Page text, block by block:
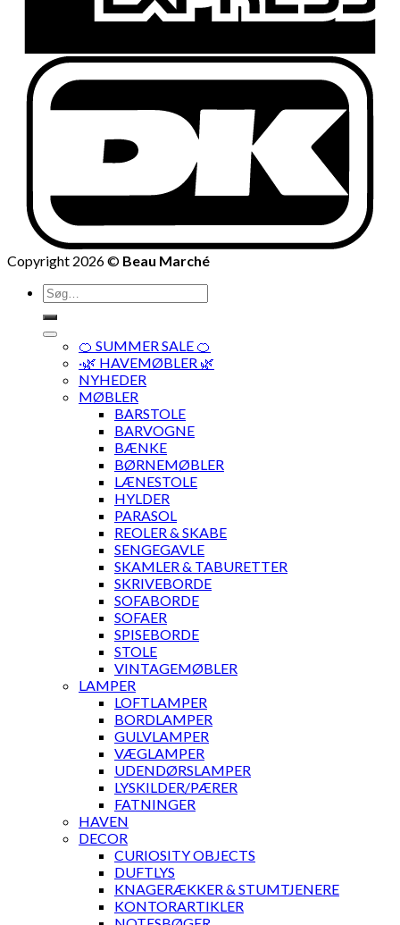
Copyright 2026 © Beau Marché
Søg
efter:
🍊 SUMMER SALE 🍊
·🌿 HAVEMØBLER 🌿
NYHEDER
MØBLER
BARSTOLE
BARVOGNE
BÆNKE
BØRNEMØBLER
LÆNESTOLE
HYLDER
PARASOL
REOLER & SKABE
SENGEGAVLE
SKAMLER & TABURETTER
SKRIVEBORDE
SOFABORDE
SOFAER
SPISEBORDE
STOLE
VINTAGEMØBLER
LAMPER
LOFTLAMPER
BORDLAMPER
GULVLAMPER
VÆGLAMPER
UDENDØRSLAMPER
LYSKILDER/PÆRER
FATNINGER
HAVEN
DECOR
CURIOSITY OBJECTS
DUFTLYS
KNAGERÆKKER & STUMTJENERE
KONTORARTIKLER